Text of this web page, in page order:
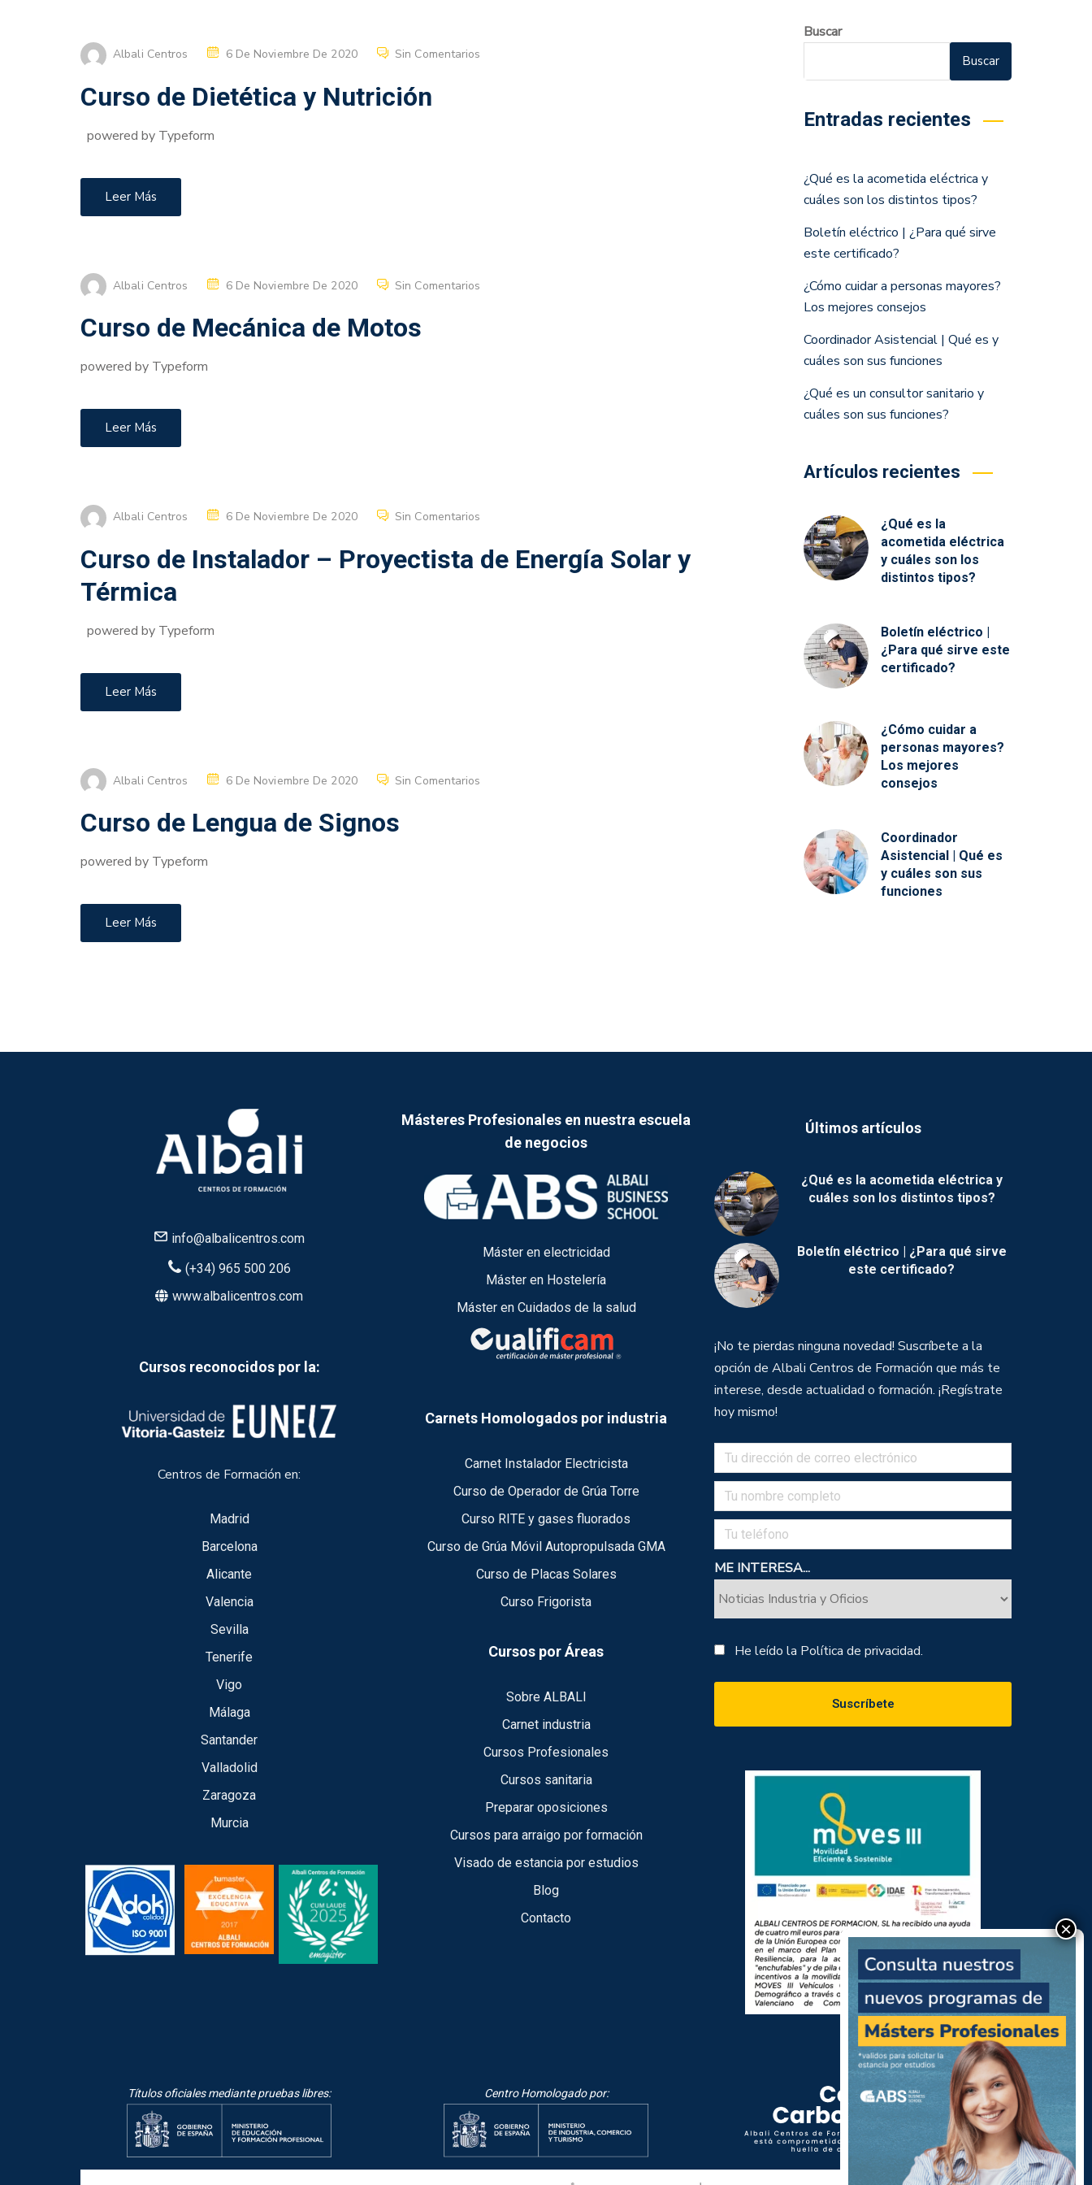
Albali Centros 6 De Noviembre De 2020 Sin Comentarios
Curso de Dietética y Nutrición
powered by Typeform
Leer Más
Albali Centros 6 De Noviembre De 2020 Sin Comentarios
Curso de Mecánica de Motos
powered by Typeform
Leer Más
Albali Centros 6 De Noviembre De 2020 Sin Comentarios
Curso de Instalador – Proyectista de Energía Solar y
Térmica
powered by Typeform
Leer Más
Albali Centros 6 De Noviembre De 2020 Sin Comentarios
Curso de Lengua de Signos
powered by Typeform
Leer Más
Buscar
Buscar
Entradas recientes
¿Qué es la acometida eléctrica y
cuáles son los distintos tipos?
Boletín eléctrico | ¿Para qué sirve
este certificado?
¿Cómo cuidar a personas mayores?
Los mejores consejos
Coordinador Asistencial | Qué es y
cuáles son sus funciones
¿Qué es un consultor sanitario y
cuáles son sus funciones?
Artículos recientes
¿Qué es la
acometida eléctrica
y cuáles son los
distintos tipos?
Boletín eléctrico |
¿Para qué sirve este
certificado?
¿Cómo cuidar a
personas mayores?
Los mejores
consejos
Coordinador
Asistencial | Qué es
y cuáles son sus
funciones
info@albalicentros.com
(+34) 965 500 206
www.albalicentros.com
Cursos reconocidos por la:
Centros de Formación en:
Madrid
Barcelona
Alicante
Valencia
Sevilla
Tenerife
Vigo
Málaga
Santander
Valladolid
Zaragoza
Murcia
Másteres Profesionales en nuestra escuela
de negocios
Máster en electricidad
Máster en Hostelería
Máster en Cuidados de la salud
Carnets Homologados por industria
Carnet Instalador Electricista
Curso de Operador de Grúa Torre
Curso RITE y gases fluorados
Curso de Grúa Móvil Autopropulsada GMA
Curso de Placas Solares
Curso Frigorista
Cursos por Áreas
Sobre ALBALI
Carnet industria
Cursos Profesionales
Cursos sanitaria
Preparar oposiciones
Cursos para arraigo por formación
Visado de estancia por estudios
Blog
Contacto
Últimos artículos
¿Qué es la acometida eléctrica y
cuáles son los distintos tipos?
Boletín eléctrico | ¿Para qué sirve
este certificado?
¡No te pierdas ninguna novedad! Suscríbete a la
opción de Albali Centros de Formación que más te
interese, desde actualidad o formación. ¡Regístrate
hoy mismo!
ME INTERESA...
He leído la Política de privacidad.
Títulos oficiales mediante pruebas libres: Centro Homologado por: